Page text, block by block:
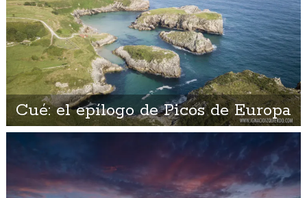
Cué: el epílogo de Picos de Europa